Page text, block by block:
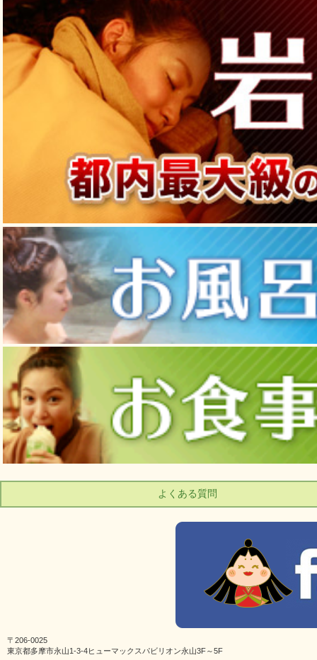
よくある質問
〒206-0025
東京都多摩市永山1-3-4ヒューマックスパビリオン永山3F～5F